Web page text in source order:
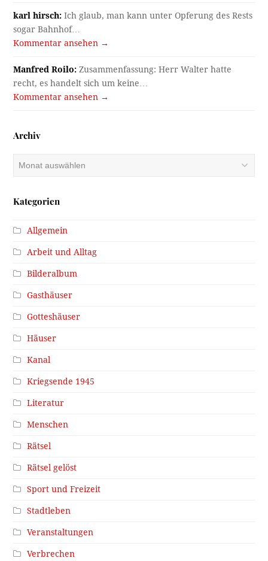
karl hirsch: Ich glaub, man kann unter Opferung des Rests
sogar Bahnhof…
Kommentar ansehen →
Manfred Roilo: Zusammenfassung: Herr Walter hatte
recht, es handelt sich um keine…
Kommentar ansehen →
Archiv
Archiv
Kategorien
Allgemein
Arbeit und Alltag
Bilderalbum
Gasthäuser
Gotteshäuser
Häuser
Kanal
Kriegsende 1945
Literatur
Menschen
Rätsel
Rätsel gelöst
Sport und Freizeit
Stadtleben
Veranstaltungen
Verbrechen